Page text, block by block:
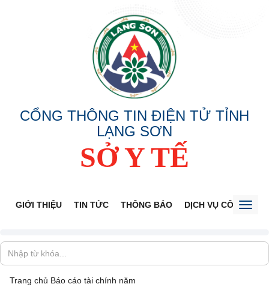
CỔNG THÔNG TIN ĐIỆN TỬ TỈNH
LẠNG SƠN
SỞ Y TẾ
GIỚI THIỆU TIN TỨC THÔNG BÁO DỊCH VỤ CÔNG
Trang chủ Báo cáo tài chính năm